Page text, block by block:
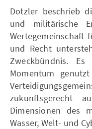
Dotzler beschrieb
und militärische
Wertegemeinschaft
und Recht
Zweckbündnis.
Momentum
zukunftsgerecht
Dimensionen des
Wasser, Welt- und